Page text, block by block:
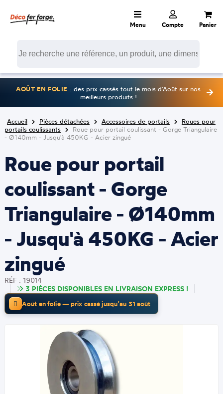
Menu Compte Panier
AOÛT EN FOLIE : des prix cassés tout le mois d'Août sur nos
meilleurs produits !
Accueil Pièces détachées Accessoires de portails
Roues pour
portails coulissants
Roue pour portail coulissant - Gorge Triangulaire
- Ø140mm - Jusqu'à 450KG - Acier zingué
Roue pour portail
coulissant - Gorge
Triangulaire - Ø140mm
- Jusqu'à 450KG - Acier
zingué
RÉF : 19014
3 PIÈCES DISPONIBLES EN LIVRAISON EXPRESS !
Août en folie — prix cassé jusqu’au 31 août